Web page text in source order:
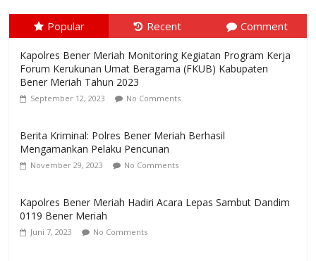
Popular Recent Comment
Kapolres Bener Meriah Monitoring Kegiatan Program Kerja
Forum Kerukunan Umat Beragama (FKUB) Kabupaten
Bener Meriah Tahun 2023
September 12, 2023 No Comments
Berita Kriminal: Polres Bener Meriah Berhasil
Mengamankan Pelaku Pencurian
November 29, 2023 No Comments
Kapolres Bener Meriah Hadiri Acara Lepas Sambut Dandim
0119 Bener Meriah
Juni 7, 2023 No Comments